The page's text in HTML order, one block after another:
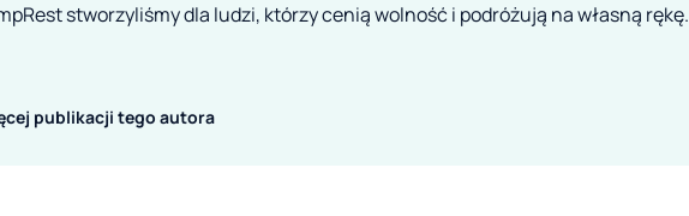
stworzyliśmy dla ludzi, którzy cenią wolność i podróżują na własną rękę.
publikacji tego autora